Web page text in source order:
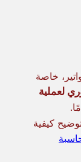
خاصة
لعملية
كيفية